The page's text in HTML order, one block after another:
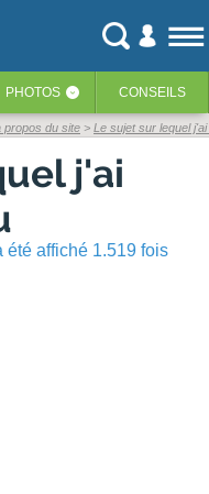
PHOTOS ‹ CONSEILS
propos du site Le sujet sur lequel
j'ai
été affiché 1.519 fois